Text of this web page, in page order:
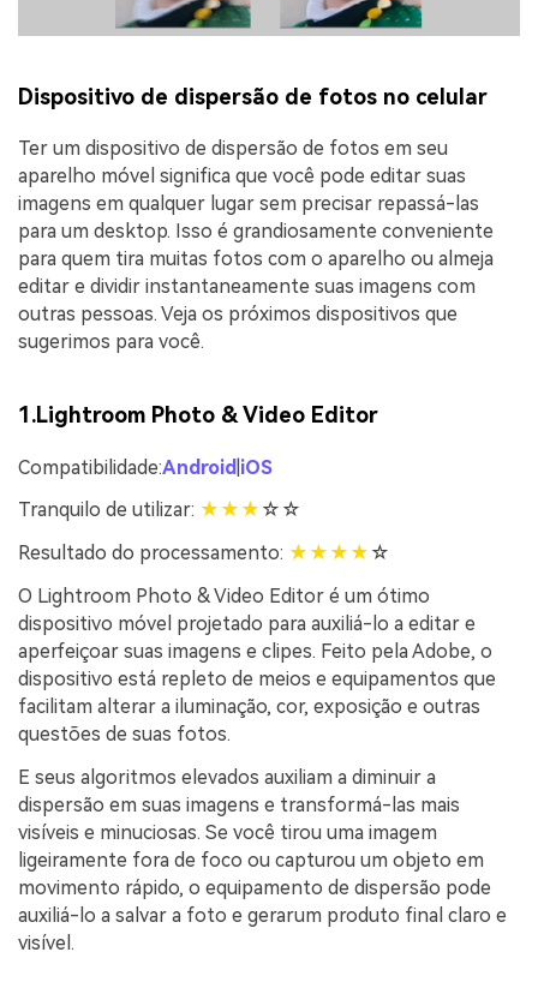
Dispositivo de dispersão de fotos no celular
Ter um dispositivo de dispersão de fotos em seu
aparelho móvel significa que você pode editar suas
imagens em qualquer lugar sem precisar repassá-las
para um desktop. Isso é grandiosamente conveniente
para quem tira muitas fotos com o aparelho ou almeja
editar e dividir instantaneamente suas imagens com
outras pessoas. Veja os próximos dispositivos que
sugerimos para você.
1.Lightroom Photo & Video Editor
Compatibilidade:Android iOS
Tranquilo de utilizar: ★ ★ ★ ☆☆
Resultado do processamento: ★ ★ ★ ★ ☆
O Lightroom Photo & Video Editor é um ótimo
dispositivo móvel projetado para auxiliá-lo a editar e
aperfeiçoar suas imagens e clipes. Feito pela Adobe, o
dispositivo está repleto de meios e equipamentos que
facilitam alterar a iluminação, cor, exposição e outras
questões de suas fotos.
E seus algoritmos elevados auxiliam a diminuir a
dispersão em suas imagens e transformá-las mais
visíveis e minuciosas. Se você tirou uma imagem
ligeiramente fora de foco ou capturou um objeto em
movimento rápido, o equipamento de dispersão pode
auxiliá-lo a salvar a foto e gerarum produto final claro e
visível.